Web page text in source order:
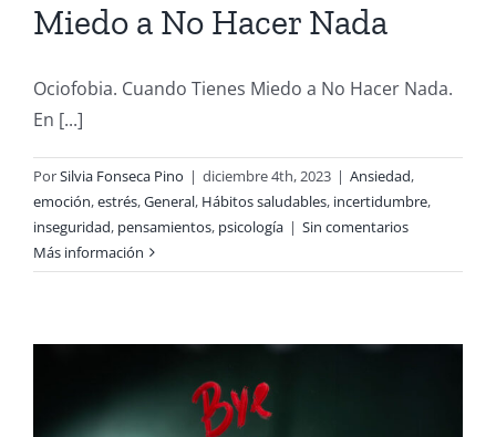
Miedo a No Hacer Nada
Ociofobia. Cuando Tienes Miedo a No Hacer Nada.
En [...]
PorSilvia Fonseca Pino | diciembre 4th, 2023 | Ansiedad,
emoción,estrés,General, Hábitos saludables, incertidumbre,
inseguridad, pensamientos, psicología | Sin comentarios
Más información